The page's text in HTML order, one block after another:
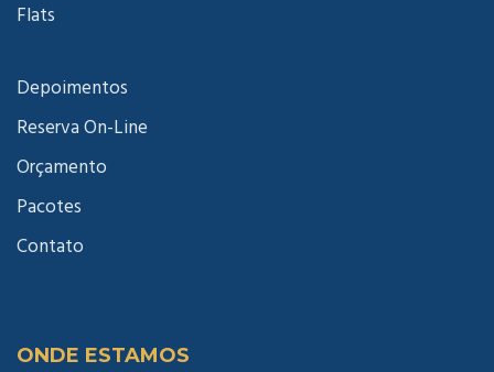
Flats
Depoimentos
Reserva On-Line
Orçamento
Pacotes
Contato
ONDE ESTAMOS